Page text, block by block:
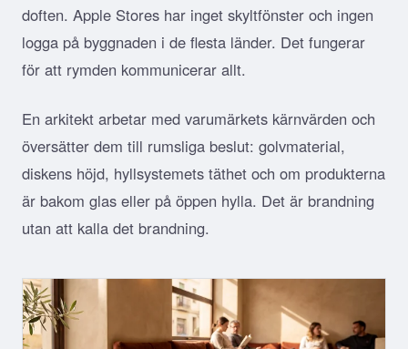
doften. Apple Stores har inget skyltfönster och ingen
logga på byggnaden i de flesta länder. Det fungerar
för att rymden kommunicerar allt.
En arkitekt arbetar med varumärkets kärnvärden och
översätter dem till rumsliga beslut: golvmaterial,
diskens höjd, hyllsystemets täthet och om produkterna
är bakom glas eller på öppen hylla. Det är brandning
utan att kalla det brandning.